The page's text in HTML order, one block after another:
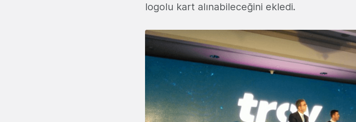
logolu kart alınabileceğini ekledi.